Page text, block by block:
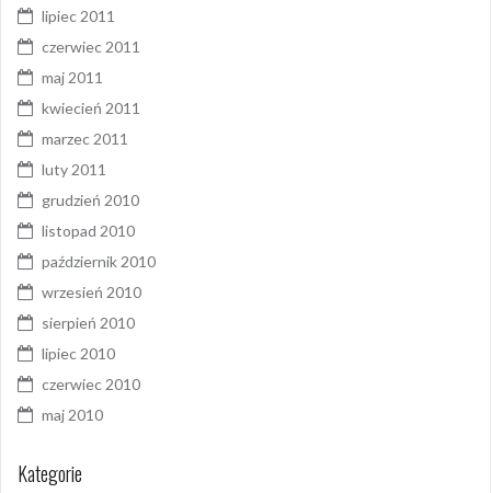
lipiec 2011
czerwiec 2011
maj 2011
kwiecień 2011
marzec 2011
luty 2011
grudzień 2010
listopad 2010
październik 2010
wrzesień 2010
sierpień 2010
lipiec 2010
czerwiec 2010
maj 2010
Kategorie